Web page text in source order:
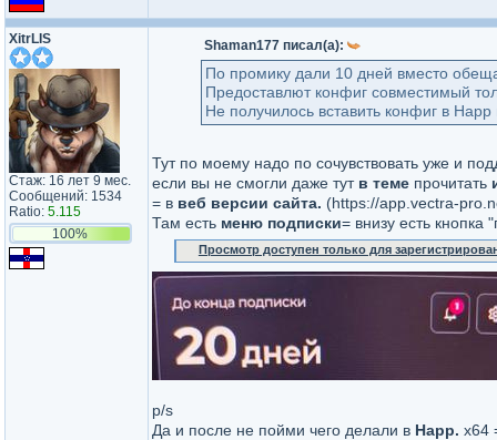
XitrLIS
Стаж: 16 лет 9 мес.
Сообщений: 1534
Ratio: 5.115
100%
Shaman177 писал(а):
По промику дали 10 дней вместо
Предоставлют конфиг совместимый
Не получилось вставить конфиг в
Тут по моему надо по сочувствовать уже и
если вы не смогли даже тут в теме прочитать
= в веб версии сайта. (https://app.vectra-
Там есть меню подписки= внизу есть кнопка
Просмотр доступен только для
p/s
Да и после не пойми чего делали в Happ. x64